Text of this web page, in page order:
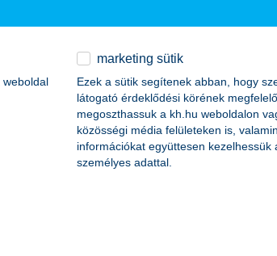
nőtt a második negyedévben, ami történelmi
saját jövedelemmel, miközben egyre többen
weboldal
marketing sütik
Ezek a sütik segítenek abban, hogy
látogató érdeklődési körének
megoszthassuk a kh.hu weboldalon
közösségi média felületeken is,
információkat együttesen kezelhessük
személyes adattal.